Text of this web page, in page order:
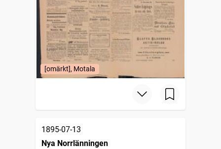
[omärkt], Motala
1895-07-13
Nya Norrlänningen